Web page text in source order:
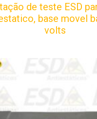
de teste ESD
base movel
volts